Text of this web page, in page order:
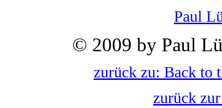
Paul
© 2009 by Paul
zurück zu: Back to
zurück